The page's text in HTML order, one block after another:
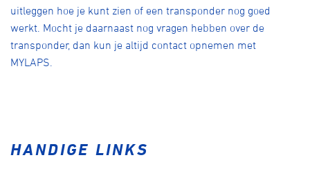
uitleggen hoe je kunt zien of een transponder nog goed
werkt. Mocht je daarnaast nog vragen hebben over de
transponder, dan kun je altijd contact opnemen met
MYLAPS.
HANDIGE LINKS